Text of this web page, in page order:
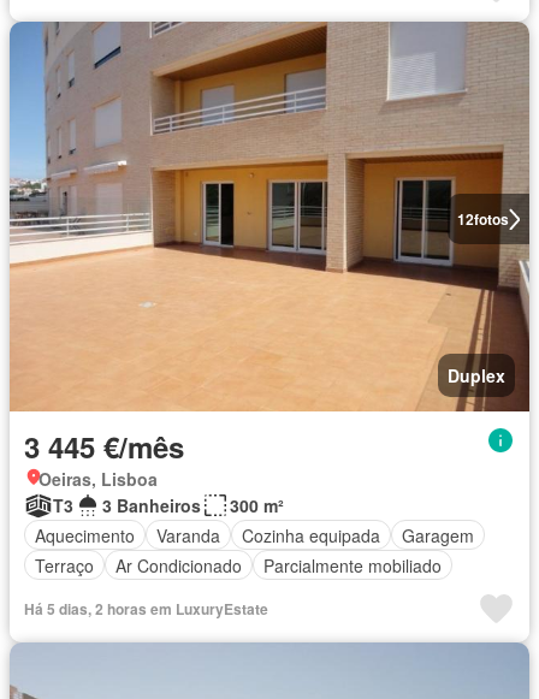
12fotos
Duplex
3 445 €/mês
Oeiras, Lisboa
T3
3 Banheiros
300 m²
Aquecimento
Varanda Cozinha equipada
Garagem
Terraço
Ar Condicionado Parcialmente mobiliado
Há 5 dias, 2 horas em LuxuryEstate